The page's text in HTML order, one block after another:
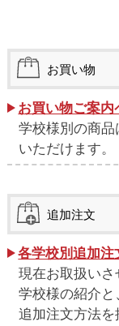
お買い物
お買い物ご案内
学校様別の商
いただけます。
追加注文
各学校別追加注
現在お取扱い
学校様の紹介
追加注文方法を